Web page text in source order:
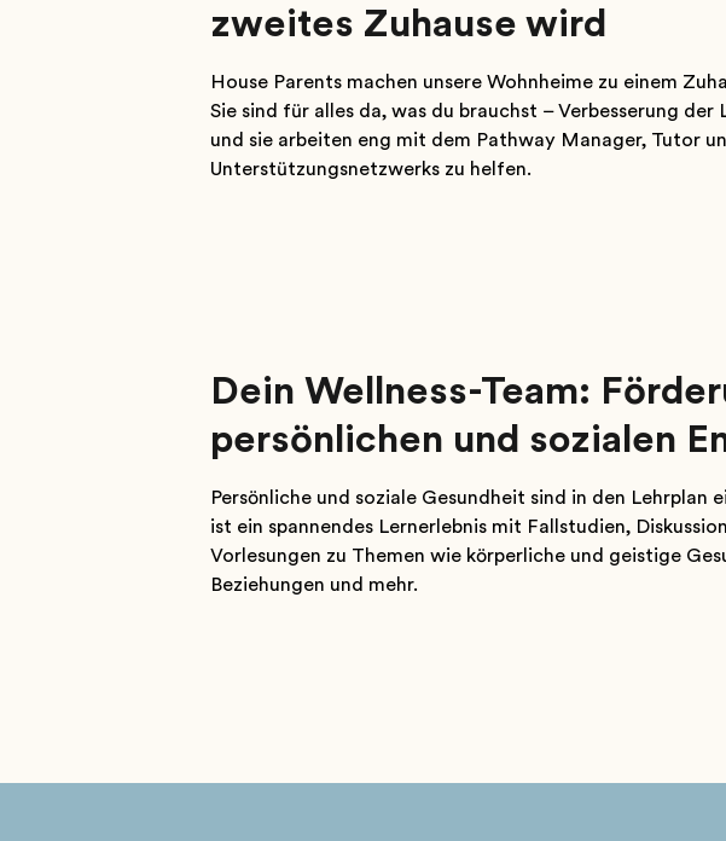
zweites Zuhause wird
House Parents machen unsere Wohnheime zu einem
Sie sind für alles da, was du brauchst – Verbesserung
und sie arbeiten eng mit dem Pathway Manager, Tutor
Unterstützungsnetzwerks zu helfen.
Dein Wellness-Team:
persönlichen und sozialen
Persönliche und soziale Gesundheit sind in den Lehrplan
ist ein spannendes Lernerlebnis mit Fallstudien,
Vorlesungen zu Themen wie körperliche und geistige
Beziehungen und mehr.